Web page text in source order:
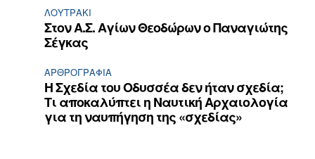
ΛΟΥΤΡΆΚΙ
Στον Α.Σ. Αγίων Θεοδώρων ο Παναγιώτης
Σέγκας
ΑΡΘPΟΓΡΑΦΙΑ
Η Σχεδία του Οδυσσέα δεν ήταν σχεδία;
Τι αποκαλύπτει η Ναυτική Αρχαιολογία
για τη ναυπήγηση της «σχεδίας»